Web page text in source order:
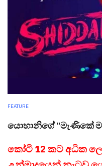
FEATURE
යොහානිගේ ‘‘මැණිකේ
කෝටි 12 කට අධික